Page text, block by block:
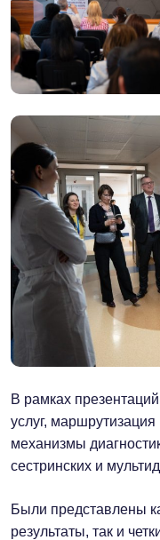
В рамках
услуг,
механизмы
сестринских и
Были представлены
результаты, так и